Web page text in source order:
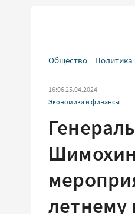
Общество Политика
16:06 25.04.2024
Экономика и финансы